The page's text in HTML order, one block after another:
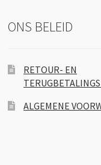
ONS BELEID
RETOUR- EN
ALGEMENE